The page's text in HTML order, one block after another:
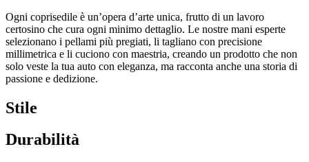
Ogni coprisedile è un’opera d’arte unica, frutto di un lavoro
certosino che cura ogni minimo dettaglio. Le nostre mani esperte
selezionano i pellami più pregiati, li tagliano con precisione
millimetrica e li cuciono con maestria, creando un prodotto che non
solo veste la tua auto con eleganza, ma racconta anche una storia di
passione e dedizione.
Stile
Durabilità